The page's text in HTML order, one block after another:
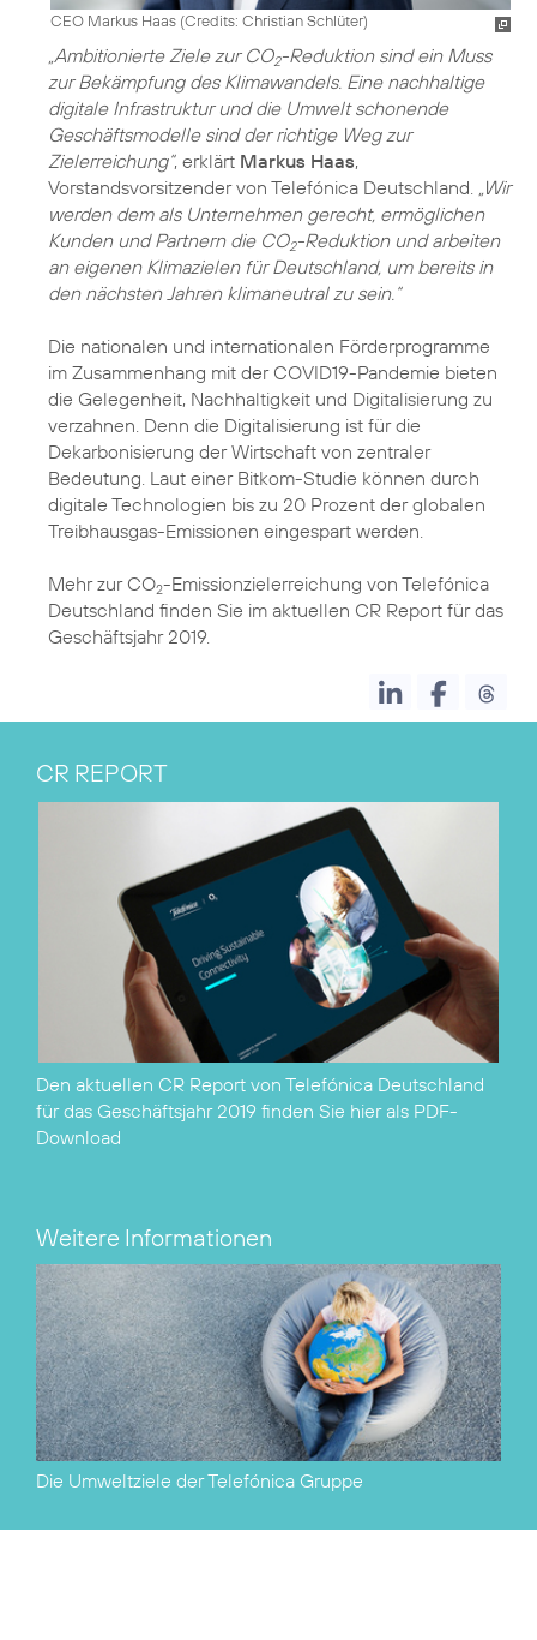
CEO Markus Haas (Credits: Christian Schlüter)
„Ambitionierte Ziele zur CO2-Reduktion sind ein Muss
zur Bekämpfung des Klimawandels. Eine nachhaltige
digitale Infrastruktur und die Umwelt schonende
Geschäftsmodelle sind der richtige Weg zur
Zielerreichung“, erklärt Markus Haas,
Vorstandsvorsitzender von Telefónica Deutschland. „Wir
werden dem als Unternehmen gerecht, ermöglichen
Kunden und Partnern die CO2-Reduktion und arbeiten
an eigenen Klimazielen für Deutschland, um bereits in
den nächsten Jahren klimaneutral zu sein.“
Die nationalen und internationalen Förderprogramme
im Zusammenhang mit der COVID19-Pandemie bieten
die Gelegenheit, Nachhaltigkeit und Digitalisierung zu
verzahnen. Denn die Digitalisierung ist für die
Dekarbonisierung der Wirtschaft von zentraler
Bedeutung. Laut einer Bitkom-Studie können durch
digitale Technologien bis zu 20 Prozent der globalen
Treibhausgas-Emissionen eingespart werden.
Mehr zur CO2-Emissionzielerreichung von Telefónica
Deutschland finden Sie im aktuellen CR Report für das
Geschäftsjahr 2019
CR REPORT
Den aktuellen CR Report von Telefónica Deutschland
für das Geschäftsjahr 2019 finden Sie hier als PDF-
Download
Weitere Informationen
Die Umweltziele der Telefónica Gruppe